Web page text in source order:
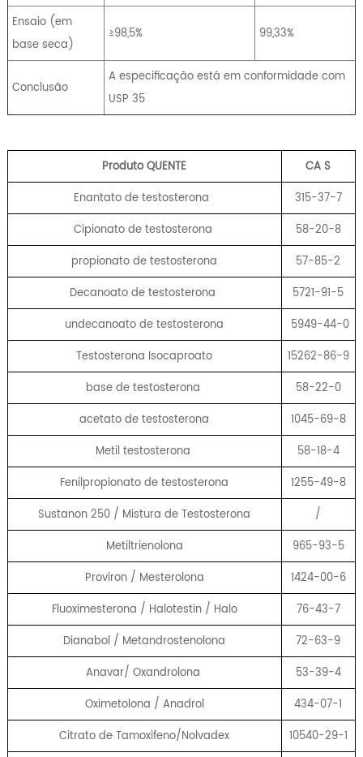
Ensaio (em
base seca)
≥98,5% 99,33%
Conclusão
A especificação está em conformidade com
USP 35
Produto QUENTE CAS
Enantato de testosterona
315-37-7
Cipionato de testosterona
58-20-8
propionato de testosterona
57-85-2
Decanoato de testosterona
5721-91-5
undecanoato de testosterona
5949-44-0
Testosterona Isocaproato
15262-86-9
base de testosterona
58-22-0
acetato de testosterona
1045-69-8
Metil testosterona
58-18-4
Fenilpropionato de testosterona
1255-49-8
Sustanon 250 / Mistura de Testosterona
/
Metiltrienolona
965-93-5
Proviron / Mesterolona
1424-00-6
Fluoximesterona / Halotestin / Halo
76-43-7
Dianabol / Metandrostenolona
72-63-9
Anavar/ Oxandrolona
53-39-4
Oximetolona / Anadrol
434-07-1
Citrato de Tamoxifeno/Nolvadex
10540-29-1